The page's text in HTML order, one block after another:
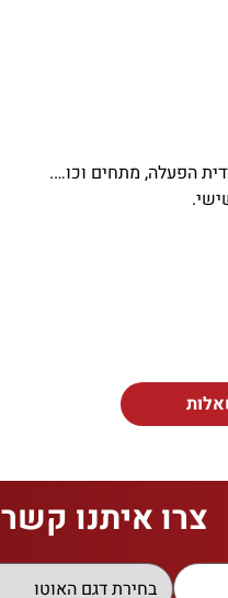
הפעלה, מתחים וכו….
צרו איתנו קשר